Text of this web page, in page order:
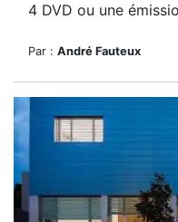
4 DVD ou une
Par : André Fauteux